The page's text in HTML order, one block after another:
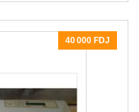
40 000 FDJ